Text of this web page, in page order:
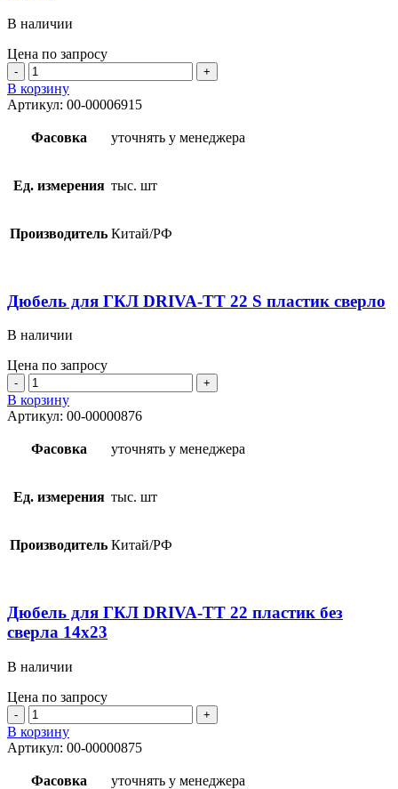
В наличии
Цена по запросу
Количество
товара
Дюбель
для
ГКЛ
пластик
сверло
В корзину
Артикул: 00-00006915
Фасовка уточнять у менеджера
Ед. измерения тыс. шт
Производитель Китай/РФ
Дюбель для ГКЛ DRIVA-ТТ 22 S пластик сверло
В наличии
Цена по запросу
Количество
товара
Дюбель
для
ГКЛ
22
S
сверло
В корзину
Артикул: 00-00000876
Фасовка уточнять у менеджера
Ед. измерения тыс. шт
Производитель Китай/РФ
Дюбель для ГКЛ DRIVA-ТТ 22 пластик без
сверла 14х23
В наличии
Цена по запросу
Количество
товара
Дюбель
для
ГКЛ
В корзину
Артикул: 00-00000875
Фасовка уточнять у менеджера